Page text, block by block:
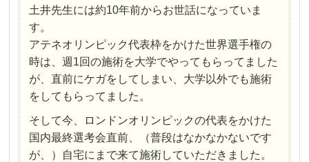
土井先生には約10年前からお世話になっていま
す。
アテネオリンピック代表枠をかけた世界選手権の
時は、週1回の施術を大学でやってもらってました
が、直前にケガをしてしまい、大学以外でも施術
をしてもらってました。
そして今、ロンドンオリンピックの代表をかけた
国内最終選考会直前、（普段はなかなかないです
が、）自宅にまで来て施術していただきました。